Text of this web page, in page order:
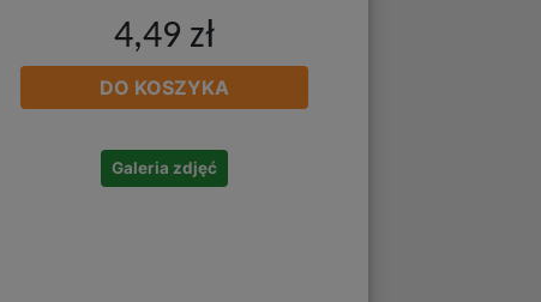
4,49 zł
DO KOSZYKA
Galeria zdjęć